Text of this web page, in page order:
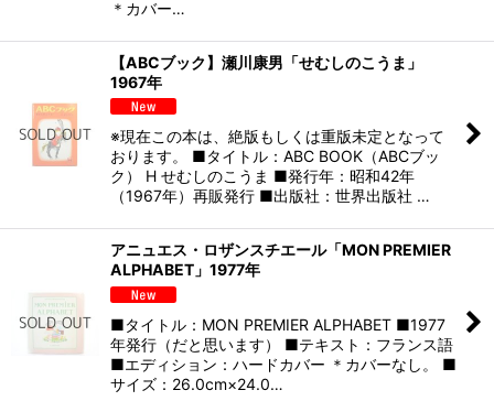
＊カバー…
【ABCブック】瀬川康男「せむしのこうま」
1967年
※現在この本は、絶版もしくは重版未定となって
おります。 ■タイトル：ABC BOOK（ABCブッ
ク） H せむしのこうま ■発行年：昭和42年
（1967年）再販発行 ■出版社：世界出版社 …
アニュエス・ロザンスチエール「MON PREMIER
ALPHABET」1977年
■タイトル：MON PREMIER ALPHABET ■1977
年発行（だと思います） ■テキスト：フランス語
■エディション：ハードカバー ＊カバーなし。 ■
サイズ：26.0cm×24.0…